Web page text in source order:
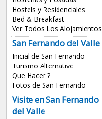
Hostels y Residenciales
Bed & Breakfast
Ver Todos Los Alojamientos
San Fernando del Valle
Inicial de San Fernando
Turismo Alternativo
Que Hacer ?
Fotos de San Fernando
Visite en San Fernando
del Valle